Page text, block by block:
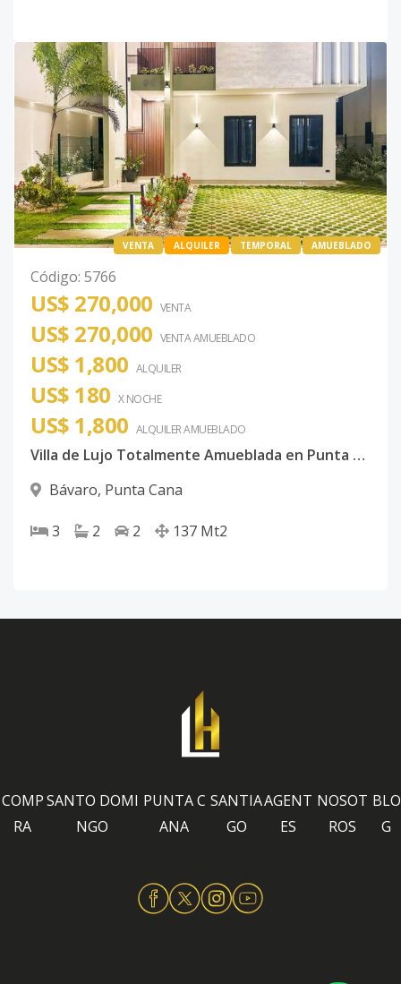
VENTA ALQUILER TEMPORAL AMUEBLADO
Código: 5766
US$ 270,000 VENTA
US$ 270,000 VENTA AMUEBLADO
US$ 1,800 ALQUILER
US$ 180 X NOCHE
US$ 1,800 ALQUILERAMUEBLADO
Villa de Lujo Totalmente Amueblada en Punta Cana | Venta o Alquiler
Bávaro, Punta Cana
3 2 2 137 Mt2
COMP
RA
SANTO DOMI
NGO
PUNTA C
ANA
SANTIA
GO
AGENT
ES
NOSOT
ROS
BLO
G